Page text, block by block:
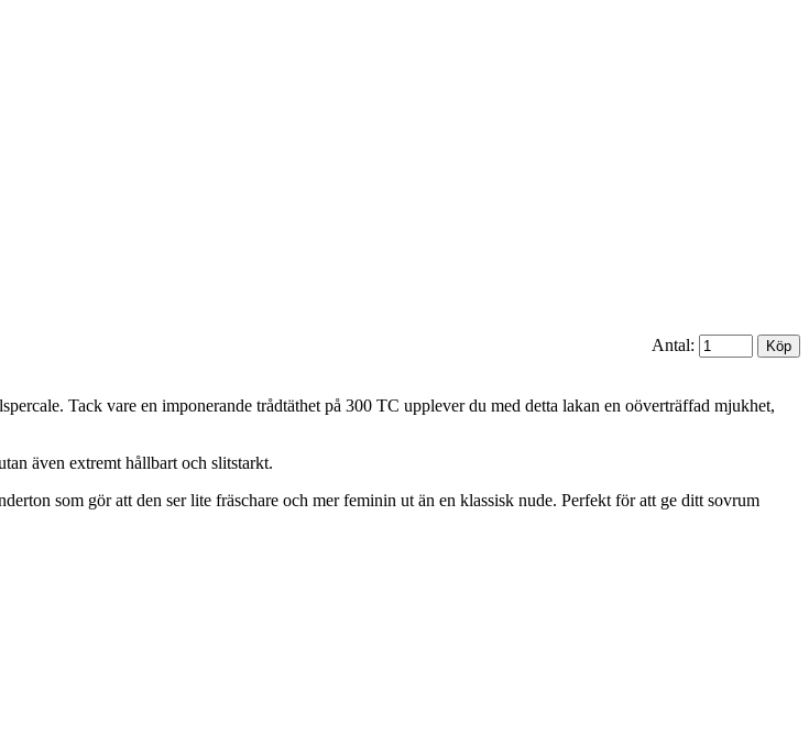
Antal:
Tack vare en imponerande trådtäthet på 300 TC upplever du med detta lakan en oöverträffad mjukhet,
även extremt hållbart och slitstarkt.
som gör att den ser lite fräschare och mer feminin ut än en klassisk nude. Perfekt för att ge ditt sovrum